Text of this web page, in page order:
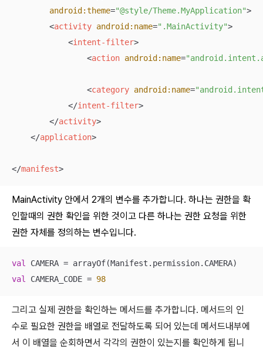
android:theme="@style/Theme.MyApplication">
<activity android:name=".MainActivity">
<intent-filter>
<action android:name=
<category android:name=
</intent-filter>
</activity>
</application>
</manifest>
MainActivity 안에서 2개의 변수를 추가합니다. 하나는 권한을 확
인할때의 권한 확인을 위한 것이고 다른 하나는 권한 요청을 위한
권한 자체를 정의하는 변수입니다.
val
val
CAMERA_CODE = 98
그리고 실제 권한을 확인하는 메서드를 추가합니다. 메서드의 인
수로 필요한 권한을 배열로 전달하도록 되어 있는데 메서드내부에
서 이 배열을 순회하면서 각각의 권한이 있는지를 확인하게 됩니